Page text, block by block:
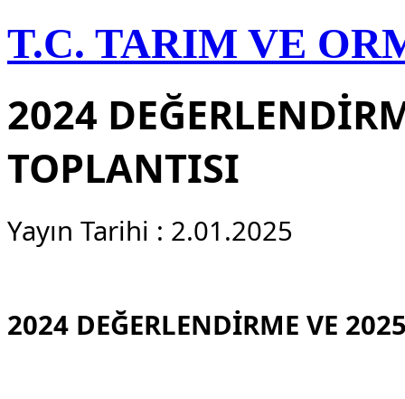
T.C. TARIM VE
2024
TOPLANTISI
Yayın Tarihi : 2.01.2025
2024 DEĞERLENDİRME VE